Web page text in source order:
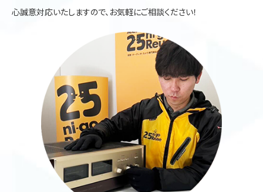
心誠意対応いたしますので、お気軽にご相談ください！